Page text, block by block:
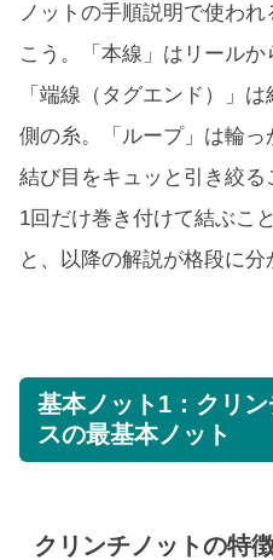
ノットの手順説明で使わ
こう。「本線」はリールか
「端線（タグエンド）」
側の糸。「ループ」は輪
結び目をキュッと引き絞
1回だけ巻き付けて結ぶこ
と、以降の解説が格段に分
基本ノット1：クリ
スの最基本ノット
クリンチノットの特